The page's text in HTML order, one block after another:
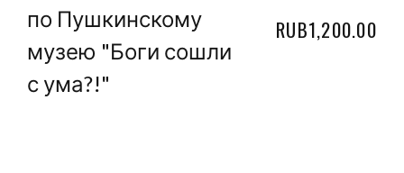
по Пушкинскому
музею "Боги сошли
с ума?!"
RUB1,200.00